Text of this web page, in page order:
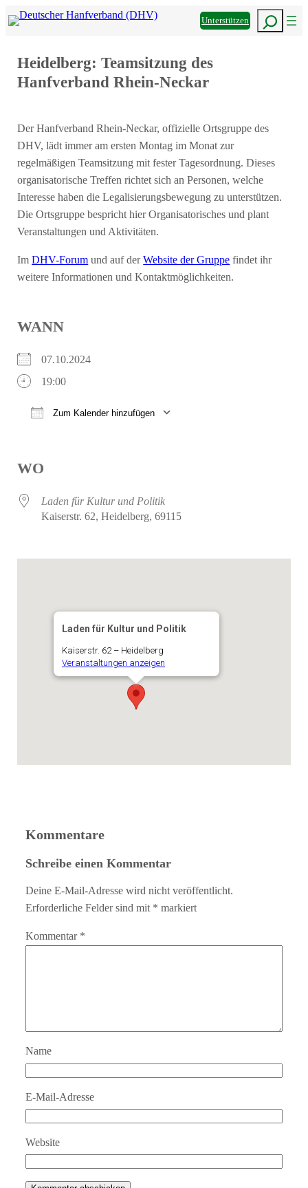
Zum
Inhalt
DHV
UnterstützenSuchen
Heidelberg: Teamsitzung des
Hanfverband Rhein-Neckar
Der Hanfverband Rhein-Neckar, offizielle Ortsgruppe des
DHV, lädt immer am ersten Montag im Monat zur
regelmäßigen Teamsitzung mit fester Tagesordnung. Dieses
organisatorische Treffen richtet sich an Personen, welche
Interesse haben die Legalisierungsbewegung zu unterstützen.
Die Ortsgruppe bespricht hier Organisatorisches und plant
Veranstaltungen und Aktivitäten.
ImDHV-Forum und auf derWebsite der Gruppe findet ihr
weitere Informationen und Kontaktmöglichkeiten.
WANN
07.10.2024
19:00
Zum Kalender hinzufügen
WO
Laden für Kultur und Politik
Kaiserstr. 62, Heidelberg, 69115
Laden für Kultur und Politik
Kaiserstr. 62 – Heidelberg
Veranstaltungen anzeigen
Kommentare
Schreibe einen Kommentar
Deine E-Mail-Adresse wird nicht veröffentlicht.
Erforderliche Felder sind mit * markiert
Kommentar *
Name
E-Mail-Adresse
Website